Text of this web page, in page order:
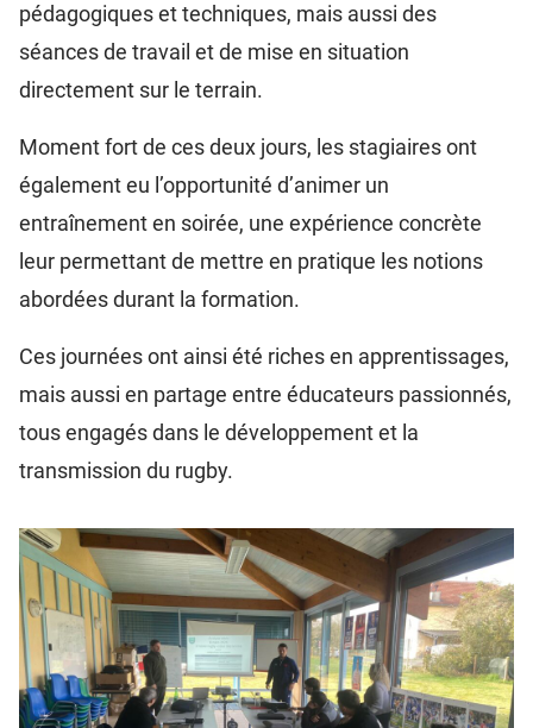
pédagogiques et techniques, mais aussi des
séances de travail et de mise en situation
directement sur le terrain.
Moment fort de ces deux jours, les stagiaires ont
également eu l’opportunité d’animer un
entraînement en soirée, une expérience concrète
leur permettant de mettre en pratique les notions
abordées durant la formation.
Ces journées ont ainsi été riches en apprentissages,
mais aussi en partage entre éducateurs passionnés,
tous engagés dans le développement et la
transmission du rugby.